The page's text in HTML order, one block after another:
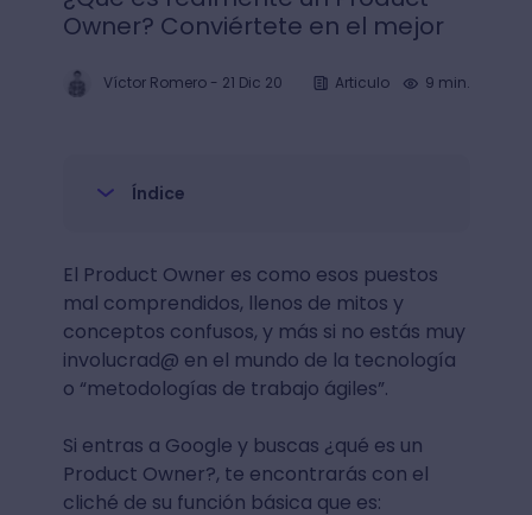
Owner? Conviértete en el mejor
Víctor Romero- 21 Dic 20 Articulo 9 min.
Índice
El Product Owner es como esos puestos
mal comprendidos, llenos de mitos y
conceptos confusos, y más si no estás muy
involucrad@ en el mundo de la tecnología
o “metodologías de trabajo ágiles”.
Si entras a Google y buscas ¿qué es un
Product Owner?, te encontrarás con el
cliché de su función básica que es: